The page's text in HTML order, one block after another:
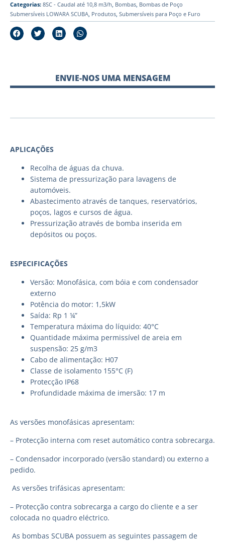
Categorias: 8SC - Caudal até 10,8 m3/h, Bombas, Bombas de Poço
Submersíveis LOWARA SCUBA, Produtos, Submersíveis para Poço e Furo
ENVIE-NOS UMA MENSAGEM
APLICAÇÕES
Recolha de águas da chuva.
Sistema de pressurização para lavagens de
automóveis.
Abastecimento através de tanques, reservatórios,
poços, lagos e cursos de água.
Pressurização através de bomba inserida em
depósitos ou poços.
ESPECIFICAÇÕES
Versão: Monofásica, com bóia e com condensador
externo
Potência do motor: 1,5kW
Saída: Rp 1 ¼”
Temperatura máxima do líquido: 40°C
Quantidade máxima permissível de areia em
suspensão: 25 g/m3
Cabo de alimentação: H07
Classe de isolamento 155°C (F)
Protecção IP68
Profundidade máxima de imersão: 17 m
As versões monofásicas apresentam:
– Protecção interna com reset automático contra sobrecarga.
– Condensador incorporado (versão standard) ou externo a
pedido.
As versões trifásicas apresentam:
– Protecção contra sobrecarga a cargo do cliente e a ser
colocada no quadro eléctrico.
As bombas SCUBA possuem as seguintes passagem de